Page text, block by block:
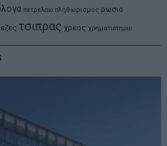
πετρελαιο πληθωρισμος ρωσια
τσιπρας χρεος χρηματιστηριο